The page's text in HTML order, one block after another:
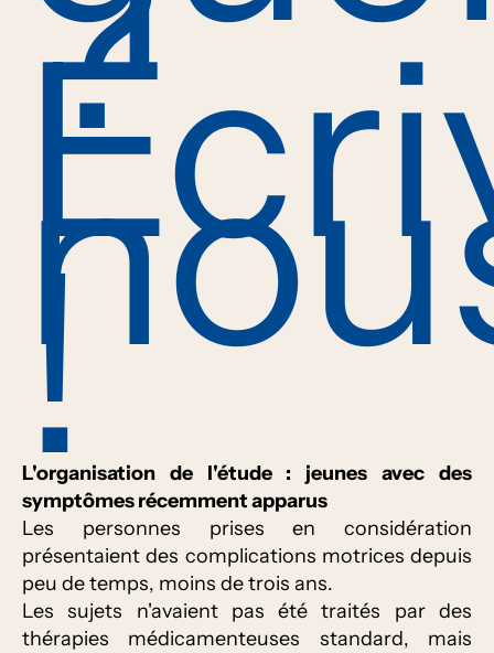
!
L'organisation de l'étude : jeunes avec des
symptômes récemment apparus
Les personnes prises en considération
présentaient des complications motrices depuis
peu de temps, moins de trois ans.
Les sujets n'avaient pas été traités par des
thérapies médicamenteuses standard, mais